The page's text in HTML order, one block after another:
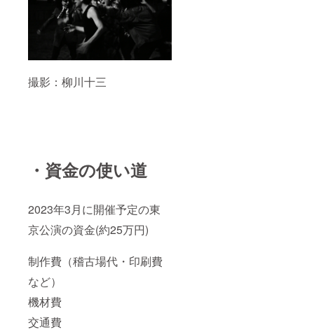
撮影：柳川十三
・資金の使い道
2023年3月に開催予定の東
京公演の資金(約25万円)
制作費（稽古場代・印刷費
など）
機材費
交通費